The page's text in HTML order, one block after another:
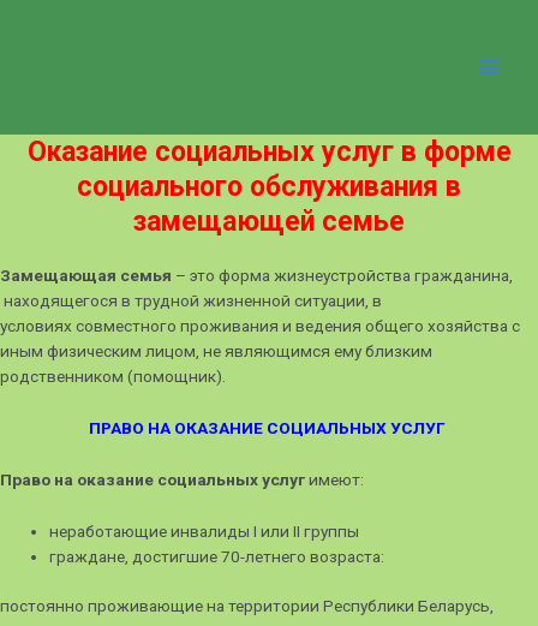
Оказание социальных услуг в форме
социального обслуживания в
замещающей семье
Замещающая семья – это форма жизнеустройства гражданина,
находящегося в трудной жизненной ситуации, в
условиях совместного проживания и ведения общего хозяйства с
иным физическим лицом, не являющимся ему близким
родственником (помощник).
ПРАВО НА ОКАЗАНИЕ СОЦИАЛЬНЫХ УСЛУГ
Право на оказание социальных услугимеют:
неработающие инвалиды I или II группы
граждане, достигшие 70-летнего возраста:
постоянно проживающие на территории Республики Беларусь,